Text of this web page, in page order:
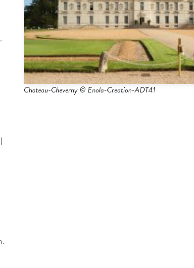
Chateau-Cheverny © Enola-Creation-ADT41